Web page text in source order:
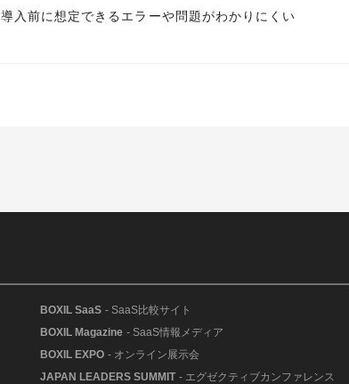
導入前に想定できるエラーや問題がわかりにくい
BOXIL SaaS - SaaS比較サイト
BOXIL Magazine - SaaS情報メディア
BOXIL EXPO - オンライン展示会
JAPAN LEADERS SUMMIT - エグゼクティブカンファレンス